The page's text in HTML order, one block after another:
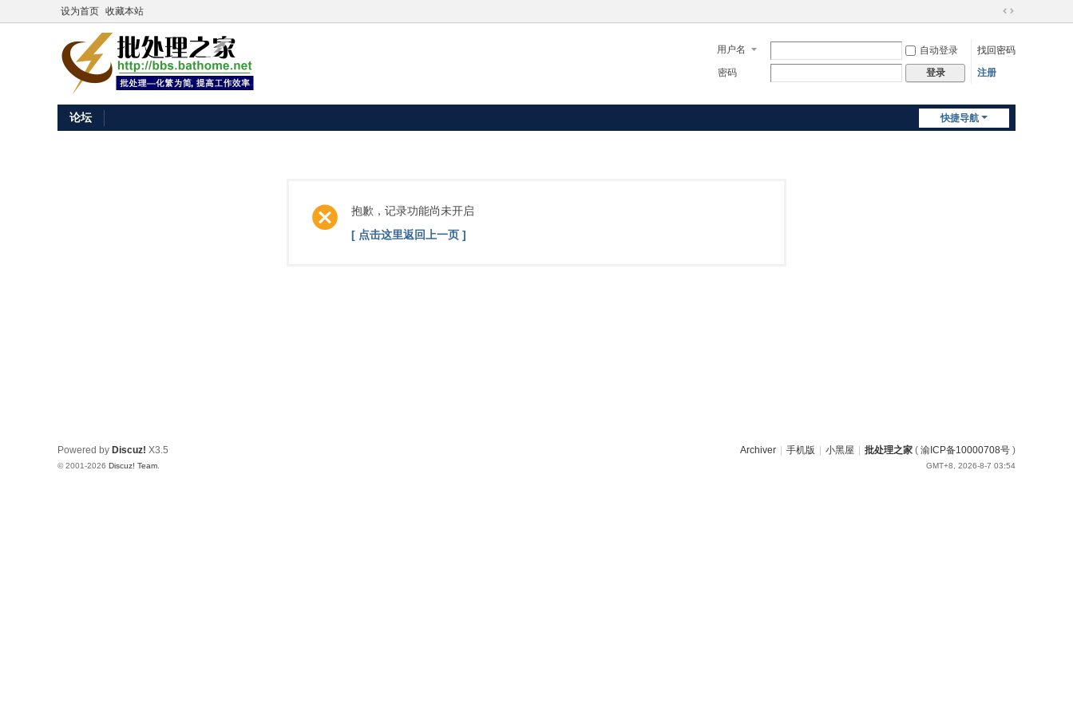
设为首页 收藏本站
切
到
用户名 自动登录
找回密码
密码
登录 注册
快捷导航
论坛
抱歉，记录功能尚未开启
[ 点击这里返回上一页 ]
Archiver 手机版 小黑屋 批处理之家 ( 渝ICP备10000708号 )
GMT+8, 2026-8-7 03:54
Powered by Discuz! X3.5
© 2001-2026 Discuz! Team